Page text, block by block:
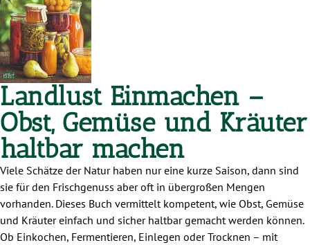
Landlust Einmachen –
Obst, Gemüse und Kräuter
haltbar machen
Viele Schätze der Natur haben nur eine kurze Saison, dann sind
sie für den Frischgenuss aber oft in übergroßen Mengen
vorhanden. Dieses Buch vermittelt kompetent, wie Obst, Gemüse
und Kräuter einfach und sicher haltbar gemacht werden können.
Ob Einkochen, Fermentieren, Einlegen oder Trocknen – mit